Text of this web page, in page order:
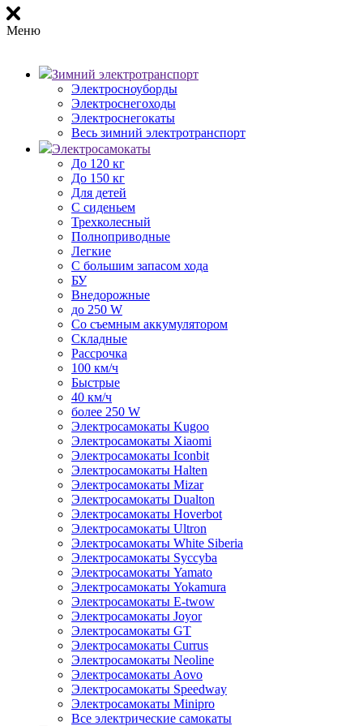
Меню
Зимний электротранспорт
Электросноуборды
Электроснегоходы
Электроснегокаты
Весь зимний электротранспорт
Электросамокаты
До 120 кг
До 150 кг
Для детей
С сиденьем
Трехколесный
Полноприводные
Легкие
С большим запасом хода
БУ
Внедорожные
до 250 W
Со съемным аккумулятором
Складные
Рассрочка
100 км/ч
Быстрые
40 км/ч
более 250 W
Электросамокаты Kugoo
Электросамокаты Xiaomi
Электросамокаты Iconbit
Электросамокаты Halten
Электросамокаты Mizar
Электросамокаты Dualton
Электросамокаты Hoverbot
Электросамокаты Ultron
Электросамокаты White Siberia
Электросамокаты Syccyba
Электросамокаты Yamato
Электросамокаты Yokamura
Электросамокаты E-twow
Электросамокаты Joyor
Электросамокаты GT
Электросамокаты Currus
Электросамокаты Neoline
Электросамокаты Aovo
Электросамокаты Speedway
Электросамокаты Minipro
Все электрические самокаты